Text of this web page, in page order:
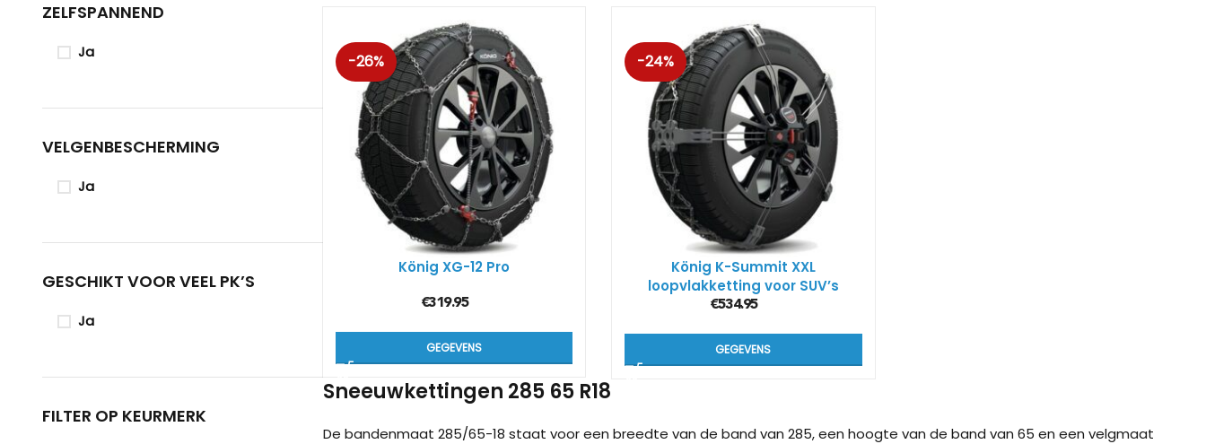
König CB-12
König Easy-Fit CU-9
König K-Summit XL voor
SUV’s
-26%
König XG-12 Pro
€319.95
GEGEVENS
-24%
König K-Summit XXL
loopvlakketting voor SUV’s
€534.95
GEGEVENS
Sneeuwkettingen 285 65 R18
De bandenmaat 285/65-18 staat voor een breedte van de band van 285, een hoogte van de band van 65 en een velgmaat
ZELFSPANNEND
Ja
VELGENBESCHERMING
Ja
GESCHIKT VOOR VEEL PK’S
Ja
FILTER OP KEURMERK